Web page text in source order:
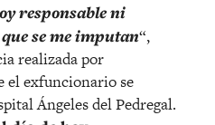
responsable ni
se me imputan“,
realizada por
el exfuncionario se
Ángeles del Pedregal.